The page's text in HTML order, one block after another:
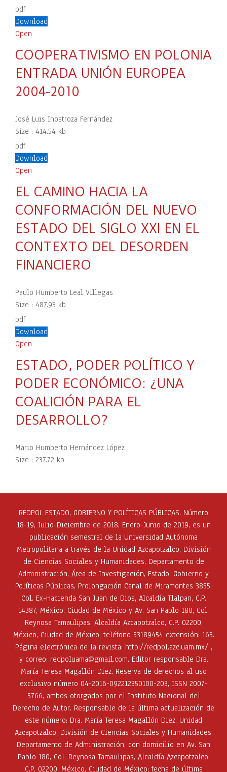
pdf
Download
Open
COOPERATIVISMO EN POLONIA
ENTRADA UNIÓN EUROPEA
2004-2010
José Luis Inostroza Fernández
Size : 414.54 kb
pdf
Download
Open
EL CAMINO HACIA LA
CONFORMACIÓN DEL NUEVO
ESTADO DEL SIGLO XXI EN EL
CONTEXTO DEL DESORDEN
FINANCIERO
Paulo Humberto Leal Villegas
Size : 487.93 kb
pdf
Download
Open
ESTADO, PODER POLÍTICO Y
PODER ECONÓMICO: ¿UNA
COALICIÓN PARA EL
DESARROLLO?
Mario Humberto Hernández López
Size : 237.72 kb
REDPOL ESTADO, GOBIERNO Y POLÍTICAS PÚBLICAS. Número
18-19, Julio-Diciembre de 2018, Enero-Junio de 2019, es un
publicación semestral de la Universidad Autónoma
Metropolitana a través de la Unidad Azcapotzalco, División
de Ciencias Sociales y Humanidades, Departamento de
Administración, Área de Investigación, Estado, Gobierno y
Políticas Públicas, Prolongación Canal de Miramontes 3855,
Col. Ex-Hacienda San Juan de Dios, Alcaldía Tlalpan, C.P.
14387, México, Ciudad de México y Av. San Pablo 180, Col.
Reynosa Tamaulipas, Alcaldía Azcapotzalco, C.P. 02200,
México, Ciudad de México; teléfono 53189454 extensión: 163.
Página electrónica de la revista: http://redpol.azc.uam.mx/ ,
y correo: redpoluama@gmail.com. Editor responsable Dra.
María Teresa Magallón Diez. Reserva de derechos al uso
exclusivo número 04-2016-092212350100-203, ISSN 2007-
5766, ambos otorgados por el Instituto Nacional del
Derecho de Autor. Responsable de la última actualización de
este número: Dra. María Teresa Magallón Diez, Unidad
Azcapotzalco, División de Ciencias Sociales y Humanidades,
Departamento de Administración, con domicilio en Av. San
Pablo 180, Col. Reynosa Tamaulipas, Alcaldía Azcapotzalco,
C.P. 02200, México, Ciudad de México; fecha de última